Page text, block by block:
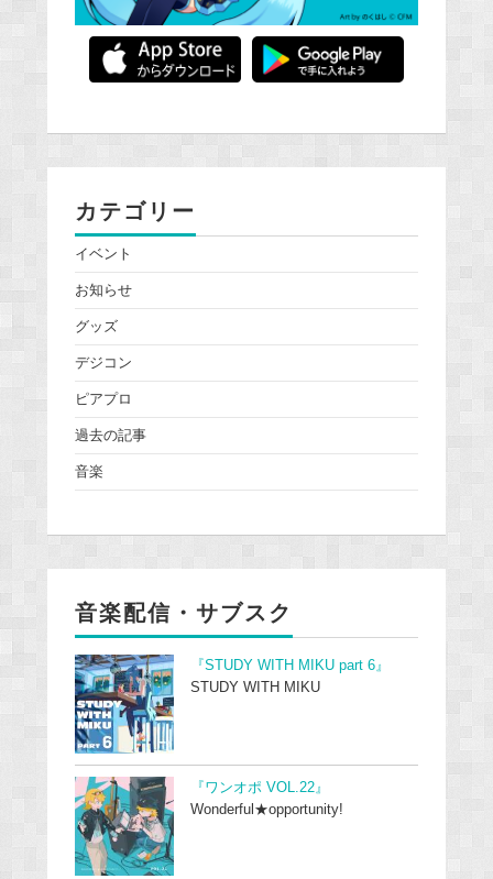
カテゴリー
イベント
お知らせ
グッズ
デジコン
ピアプロ
過去の記事
音楽
音楽配信・サブスク
『STUDY WITH MIKU part 6』
STUDY WITH MIKU
『ワンオポ VOL.22』
Wonderful★opportunity!